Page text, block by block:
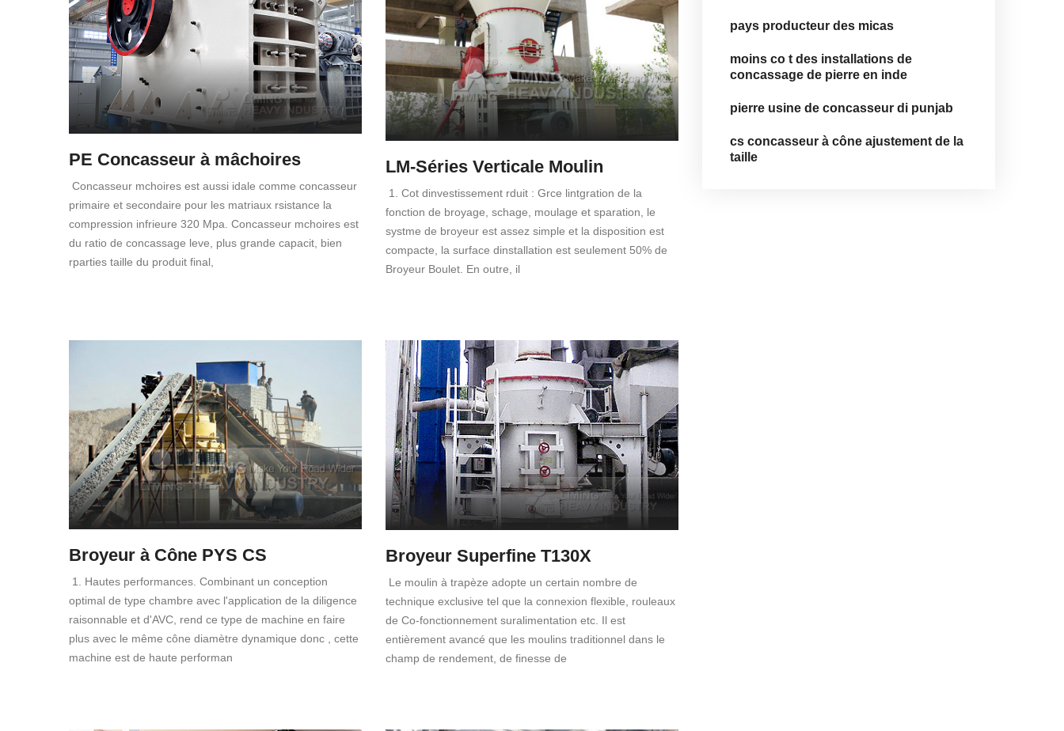
PE Concasseur à mâchoires
Concasseur mchoires est aussi idale comme concasseur
primaire et secondaire pour les matriaux rsistance la
compression infrieure 320 Mpa. Concasseur mchoires est
du ratio de concassage leve, plus grande capacit, bien
rparties taille du produit final,
LM-Séries Verticale Moulin
1. Cot dinvestissement rduit : Grce lintgration de la
fonction de broyage, schage, moulage et sparation, le
systme de broyeur est assez simple et la disposition est
compacte, la surface dinstallation est seulement 50% de
Broyeur Boulet. En outre, il
Broyeur à Cône PYS CS
1. Hautes performances. Combinant un conception
optimal de type chambre avec l'application de la diligence
raisonnable et d'AVC, rend ce type de machine en faire
plus avec le même cône diamètre dynamique donc , cette
machine est de haute performan
Broyeur Superfine T130X
Le moulin à trapèze adopte un certain nombre de
technique exclusive tel que la connexion flexible, rouleaux
de Co-fonctionnement suralimentation etc. Il est
entièrement avancé que les moulins traditionnel dans le
champ de rendement, de finesse de
pays producteur des micas
moins co t des installations de
concassage de pierre en inde
pierre usine de concasseur di punjab
cs concasseur à cône ajustement de la
taille